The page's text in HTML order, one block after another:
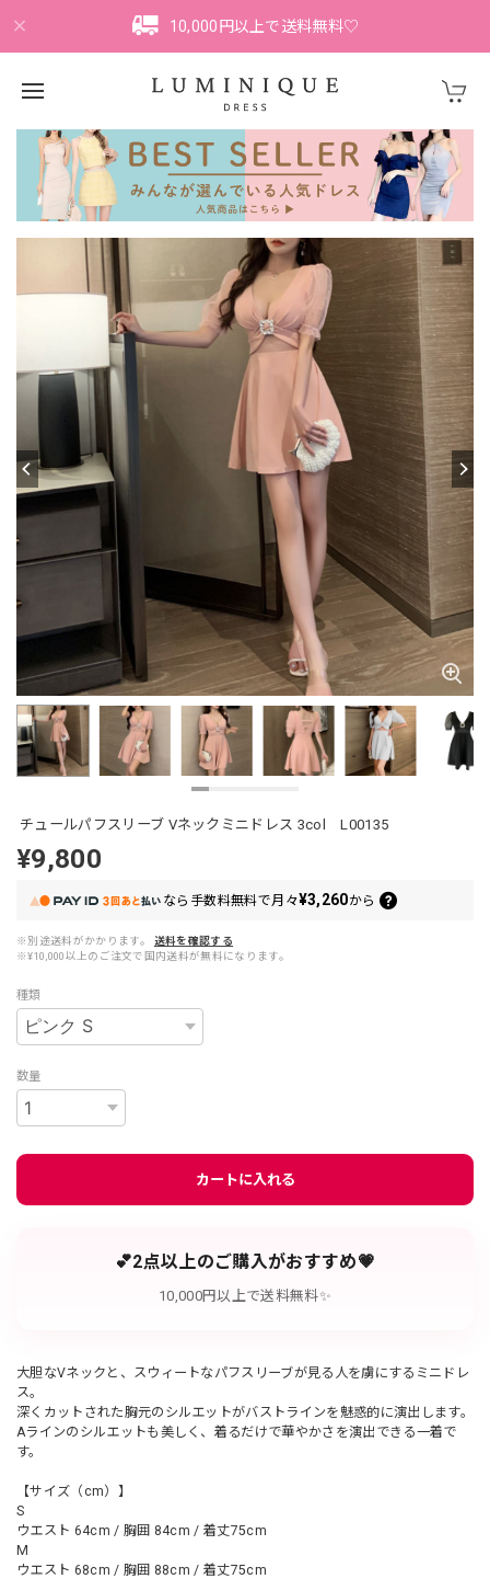
10,000円以上で送料無料♡
チュールパフスリーブ Vネックミニドレス 3col L00135
¥9,800
なら 手数料無料で月々¥3,260から
※別途送料がかかります。
送料を確認する
※¥10,000以上のご注文で国内送料が無料になります。
種類
数量
カートに入れる
💕2点以上のご購入がおすすめ💗
10,000円以上で送料無料✨
大胆なVネックと、スウィートなパフスリーブが見る人を虜にするミニドレ
ス。
深くカットされた胸元のシルエットがバストラインを魅惑的に演出します。
Aラインのシルエットも美しく、着るだけで華やかさを演出できる一着で
す。
【サイズ（cm）】
S
ウエスト 64cm / 胸囲 84cm / 着丈75cm
M
ウエスト 68cm / 胸囲 88cm / 着丈75cm